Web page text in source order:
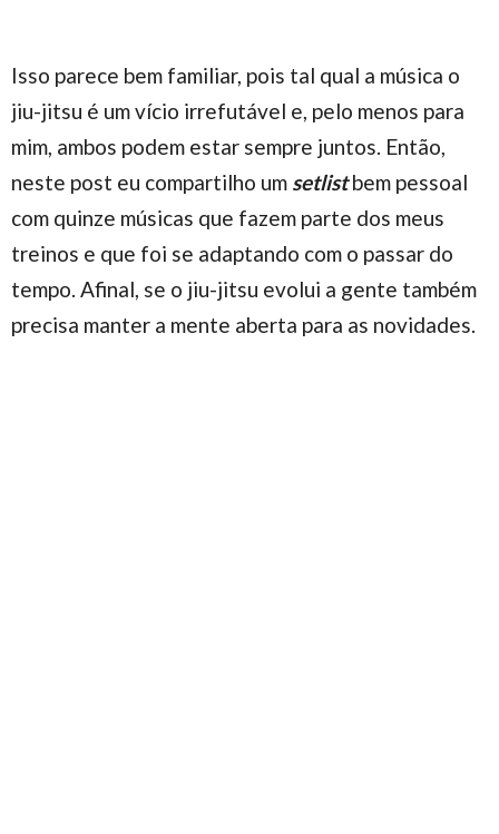
Isso parece bem familiar, pois tal qual a música o
jiu-jitsu é um vício irrefutável e, pelo menos para
mim, ambos podem estar sempre juntos. Então,
neste post eu compartilho um setlistbem pessoal
com quinze músicas que fazem parte dos meus
treinos e que foi se adaptando com o passar do
tempo. Afinal, se o jiu-jitsu evolui a gente também
precisa manter a mente aberta para as novidades.